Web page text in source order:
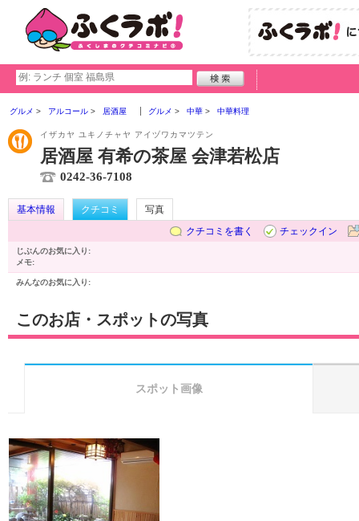
グルメ アルコール 居酒屋 グルメ 中華 中華料理
イザカヤ ユキノチャヤ アイヅワカマツテン
居酒屋 有希の茶屋 会津若松店
0242-36-7108
基本情報 クチコミ
写真
クチコミを書く
チェックイン
じぶんのお気に入り:
メモ:
みんなのお気に入り:
このお店・スポットの写真
スポット画像